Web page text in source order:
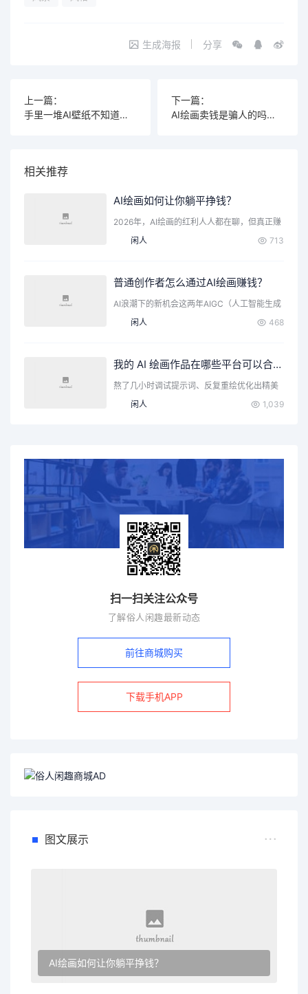
生成海报 分享
上一篇：
手里一堆AI壁纸不知道放哪卖？推荐俗人闲趣网，闲置AI壁纸一键变长期被动收入
下一篇：
AI绘画卖钱是骗人的吗？别被割韭菜，教你找对真正能变现的路
相关推荐
AI绘画如何让你躺平挣钱？
2026年，AI绘画的红利人人都在聊，但真正赚
到钱的人，都在…
闲人 713
普通创作者怎么通过AI绘画赚钱？
AI浪潮下的新机会这两年AIGC（人工智能生成
内容）已经从概…
闲人 468
我的 AI 绘画作品在哪些平台可以合法售卖？一篇文章告诉你
熬了几小时调试提示词、反复重绘优化出精美
AI 画作，只能发…
闲人 1,039
扫一扫关注公众号
了解俗人闲趣最新动态
前往商城购买
下载手机APP
图文展示
AI绘画如何让你躺平挣钱？